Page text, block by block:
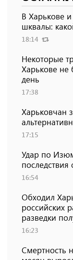
В Харькове
шквалы:
18:14
Некоторые
Харькове не
день
17:38
Харьковчан
17:15
Удар по
последствия
16:54
Обходил
российских
разведки
16:23
Смертность